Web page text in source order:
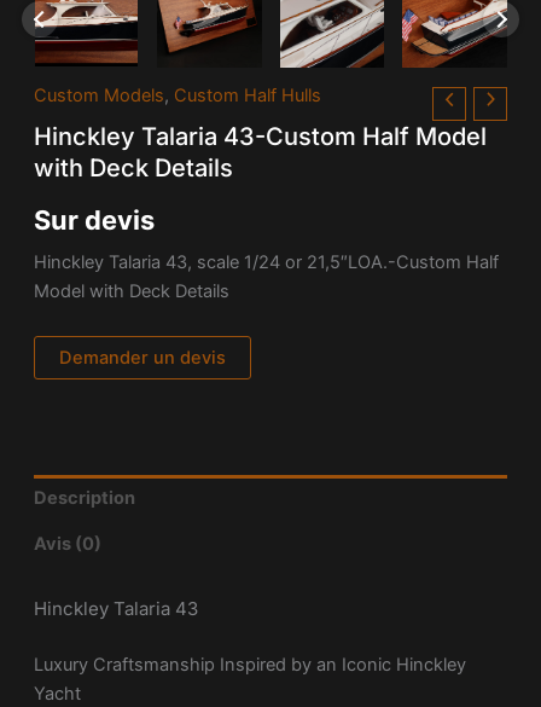
Custom Models, Custom Half Hulls
Hinckley Talaria 43-Custom Half Model
with Deck Details
Sur devis
Hinckley Talaria 43, scale 1/24 or 21,5″LOA.-Custom Half
Model with Deck Details
Demander un devis
Description
Avis (0)
Hinckley Talaria 43
Luxury Craftsmanship Inspired by an Iconic Hinckley
Yacht